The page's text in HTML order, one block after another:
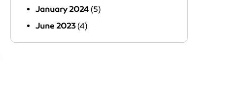
January 2024 (5)
June 2023(4)